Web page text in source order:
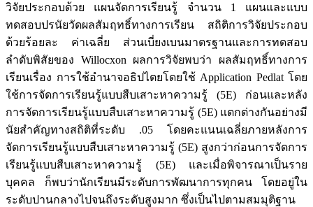
วิจัยประกอบด้วย แผนจัดการเรียนรู้ จำนวน 1 แผนและแบบ
ทดสอบปรนัยวัดผลสัมฤทธิ์ทางการเรียน สถิติการวิจัยประกอบ
ด้วยร้อยละ ค่าเฉลี่ย ส่วนเบี่ยงเบนมาตรฐานและการทดสอบ
ลำดับพิสัยของ Willocxon ผลการวิจัยพบว่า ผลสัมฤทธิ์ทางการ
เรียนเรื่อง การใช้อำนาจอธิปไตยโดยใช้ Application Pedlat โดย
ใช้การจัดการเรียนรู้แบบสืบเสาะหาความรู้ (5E) ก่อนและหลัง
การจัดการเรียนรู้แบบสืบเสาะหาความรู้ (5E) แตกต่างกันอย่างมี
นัยสำคัญทางสถิติที่ระดับ .05 โดยคะแนนเฉลี่ยภายหลังการ
จัดการเรียนรู้แบบสืบเสาะหาความรู้ (5E) สูงกว่าก่อนการจัดการ
เรียนรู้แบบสืบเสาะหาความรู้ (5E) และเมื่อพิจารณาเป็นราย
บุคคล ก็พบว่านักเรียนมีระดับการพัฒนาการทุกคน โดยอยู่ใน
ระดับปานกลางไปจนถึงระดับสูงมาก ซึ่งเป็นไปตามสมมุติฐาน